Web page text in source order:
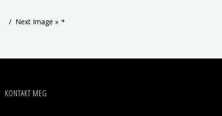
Next Image »
KONTAKT MEG